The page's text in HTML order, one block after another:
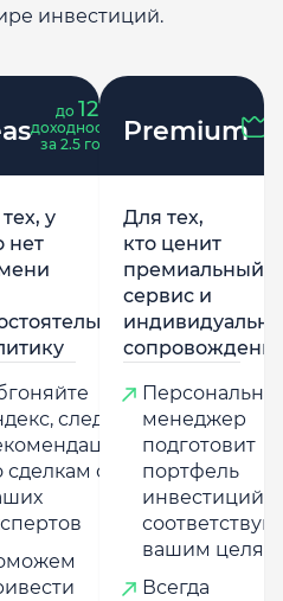
инвестиций.
до 121
доходность
за 2.5 года
у
нет
следуя
сделкам от
Premium
Для тех,
кто ценит
премиальный
сервис и
менеджер
подготовит
портфель
инвестиций,
вашим целям
Всегда